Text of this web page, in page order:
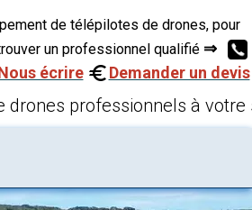
de télépilotes de drones, pour
un professionnel qualifié ⇒
écrire Demander un devis
drones professionnels à votre